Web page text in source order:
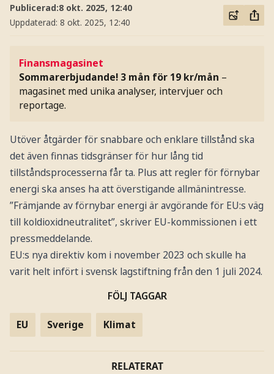
Publicerad:8 okt. 2025, 12:40
Uppdaterad: 8 okt. 2025, 12:40
Finansmagasinet
Sommarerbjudande! 3 mån för 19 kr/mån –
magasinet med unika analyser, intervjuer och
reportage.
Utöver åtgärder för snabbare och enklare tillstånd ska
det även finnas tidsgränser för hur lång tid
tillståndsprocesserna får ta. Plus att regler för förnybar
energi ska anses ha att överstigande allmänintresse.
”Främjande av förnybar energi är avgörande för EU:s väg
till koldioxidneutralitet”, skriver EU-kommissionen i ett
pressmeddelande.
EU:s nya direktiv kom i november 2023 och skulle ha
varit helt infört i svensk lagstiftning från den 1 juli 2024.
FÖLJ TAGGAR
EU Sverige Klimat
RELATERAT